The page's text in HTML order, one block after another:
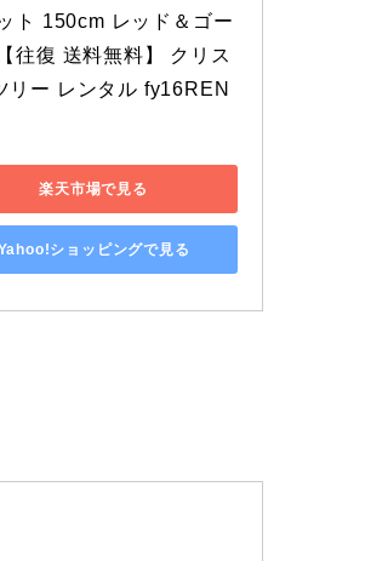
ト 150cm レッド＆ゴー
往復 送料無料】 クリス
リー レンタル fy16REN
楽天市場で見る
ショッピングで見る